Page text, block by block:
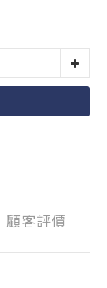
顧客評價